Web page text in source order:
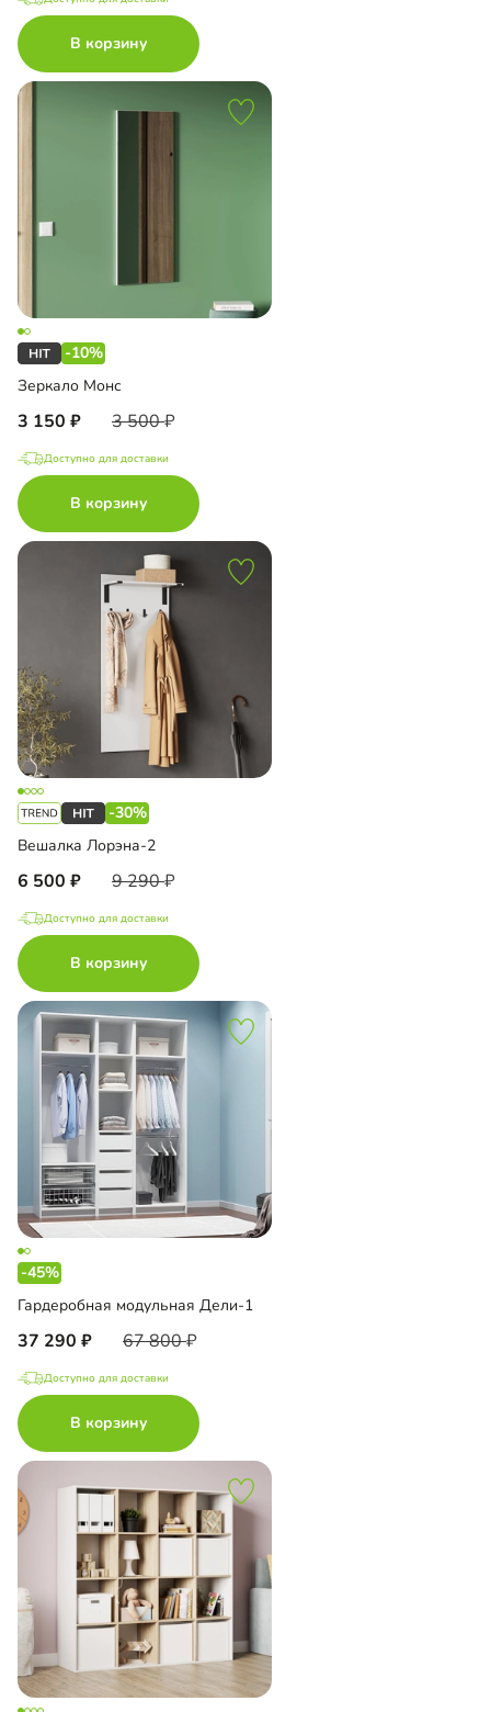
В корзину
-10%
Зеркало Монс
3 150 3 500
Доступно для доставки
В корзину
-30%
Вешалка Лорэна-2
6 500 9 290
Доступно для доставки
В корзину
-45%
Гардеробная модульная Дели-1
37 290 67 800
Доступно для доставки
В корзину